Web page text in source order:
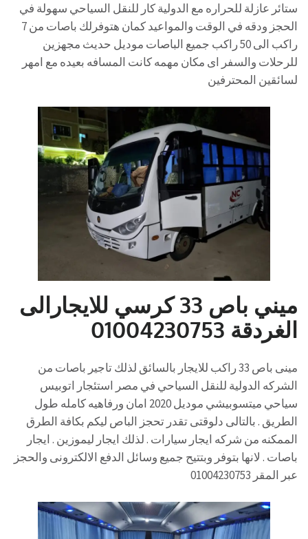
ستائر عازلة للحراره مع الدولية كار للنقل السياحي سهولة في
الحجز ودقه في الوقت والمواعيد كمان هتوفرلك باصات من 7
راكب الى 50 راكب جميع الباصات موديل حديث مجهزين
للرحلات والسفر اى مكان مهمه كانت المسافه بعيده مع امهر
لسائقين المحترفين
ميني باص 33 كرسي للايجارالى
الغردقة 01004230753
مينى باص 33 راكب للايجار بالسائق لذلك تاجير باصات من
الشركه الدولية للنقل السياحي في مصر استئجار اتوبيس
سياحي ميتسوبيشي موديل 2020 امان ورفاهيه كامله طول
الطريق . بالتالى دلوقتى تقدر تحجز الباص ليكم بكافة الطرق
الممكنه من شركه ايجار سيارات . لذلك ايجار ليموزين . ايجار
باصات . لانها بتوفر وبتتيح جميع وسائل الدفع الالكترونى والحجز
عبر المقر 01004230753